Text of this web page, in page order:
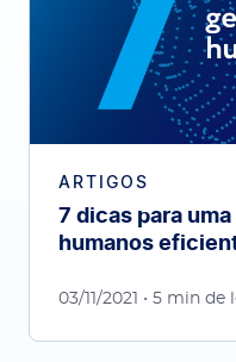
ARTIGOS
7 dicas para
humanos
03/11/2021 • 5 min de